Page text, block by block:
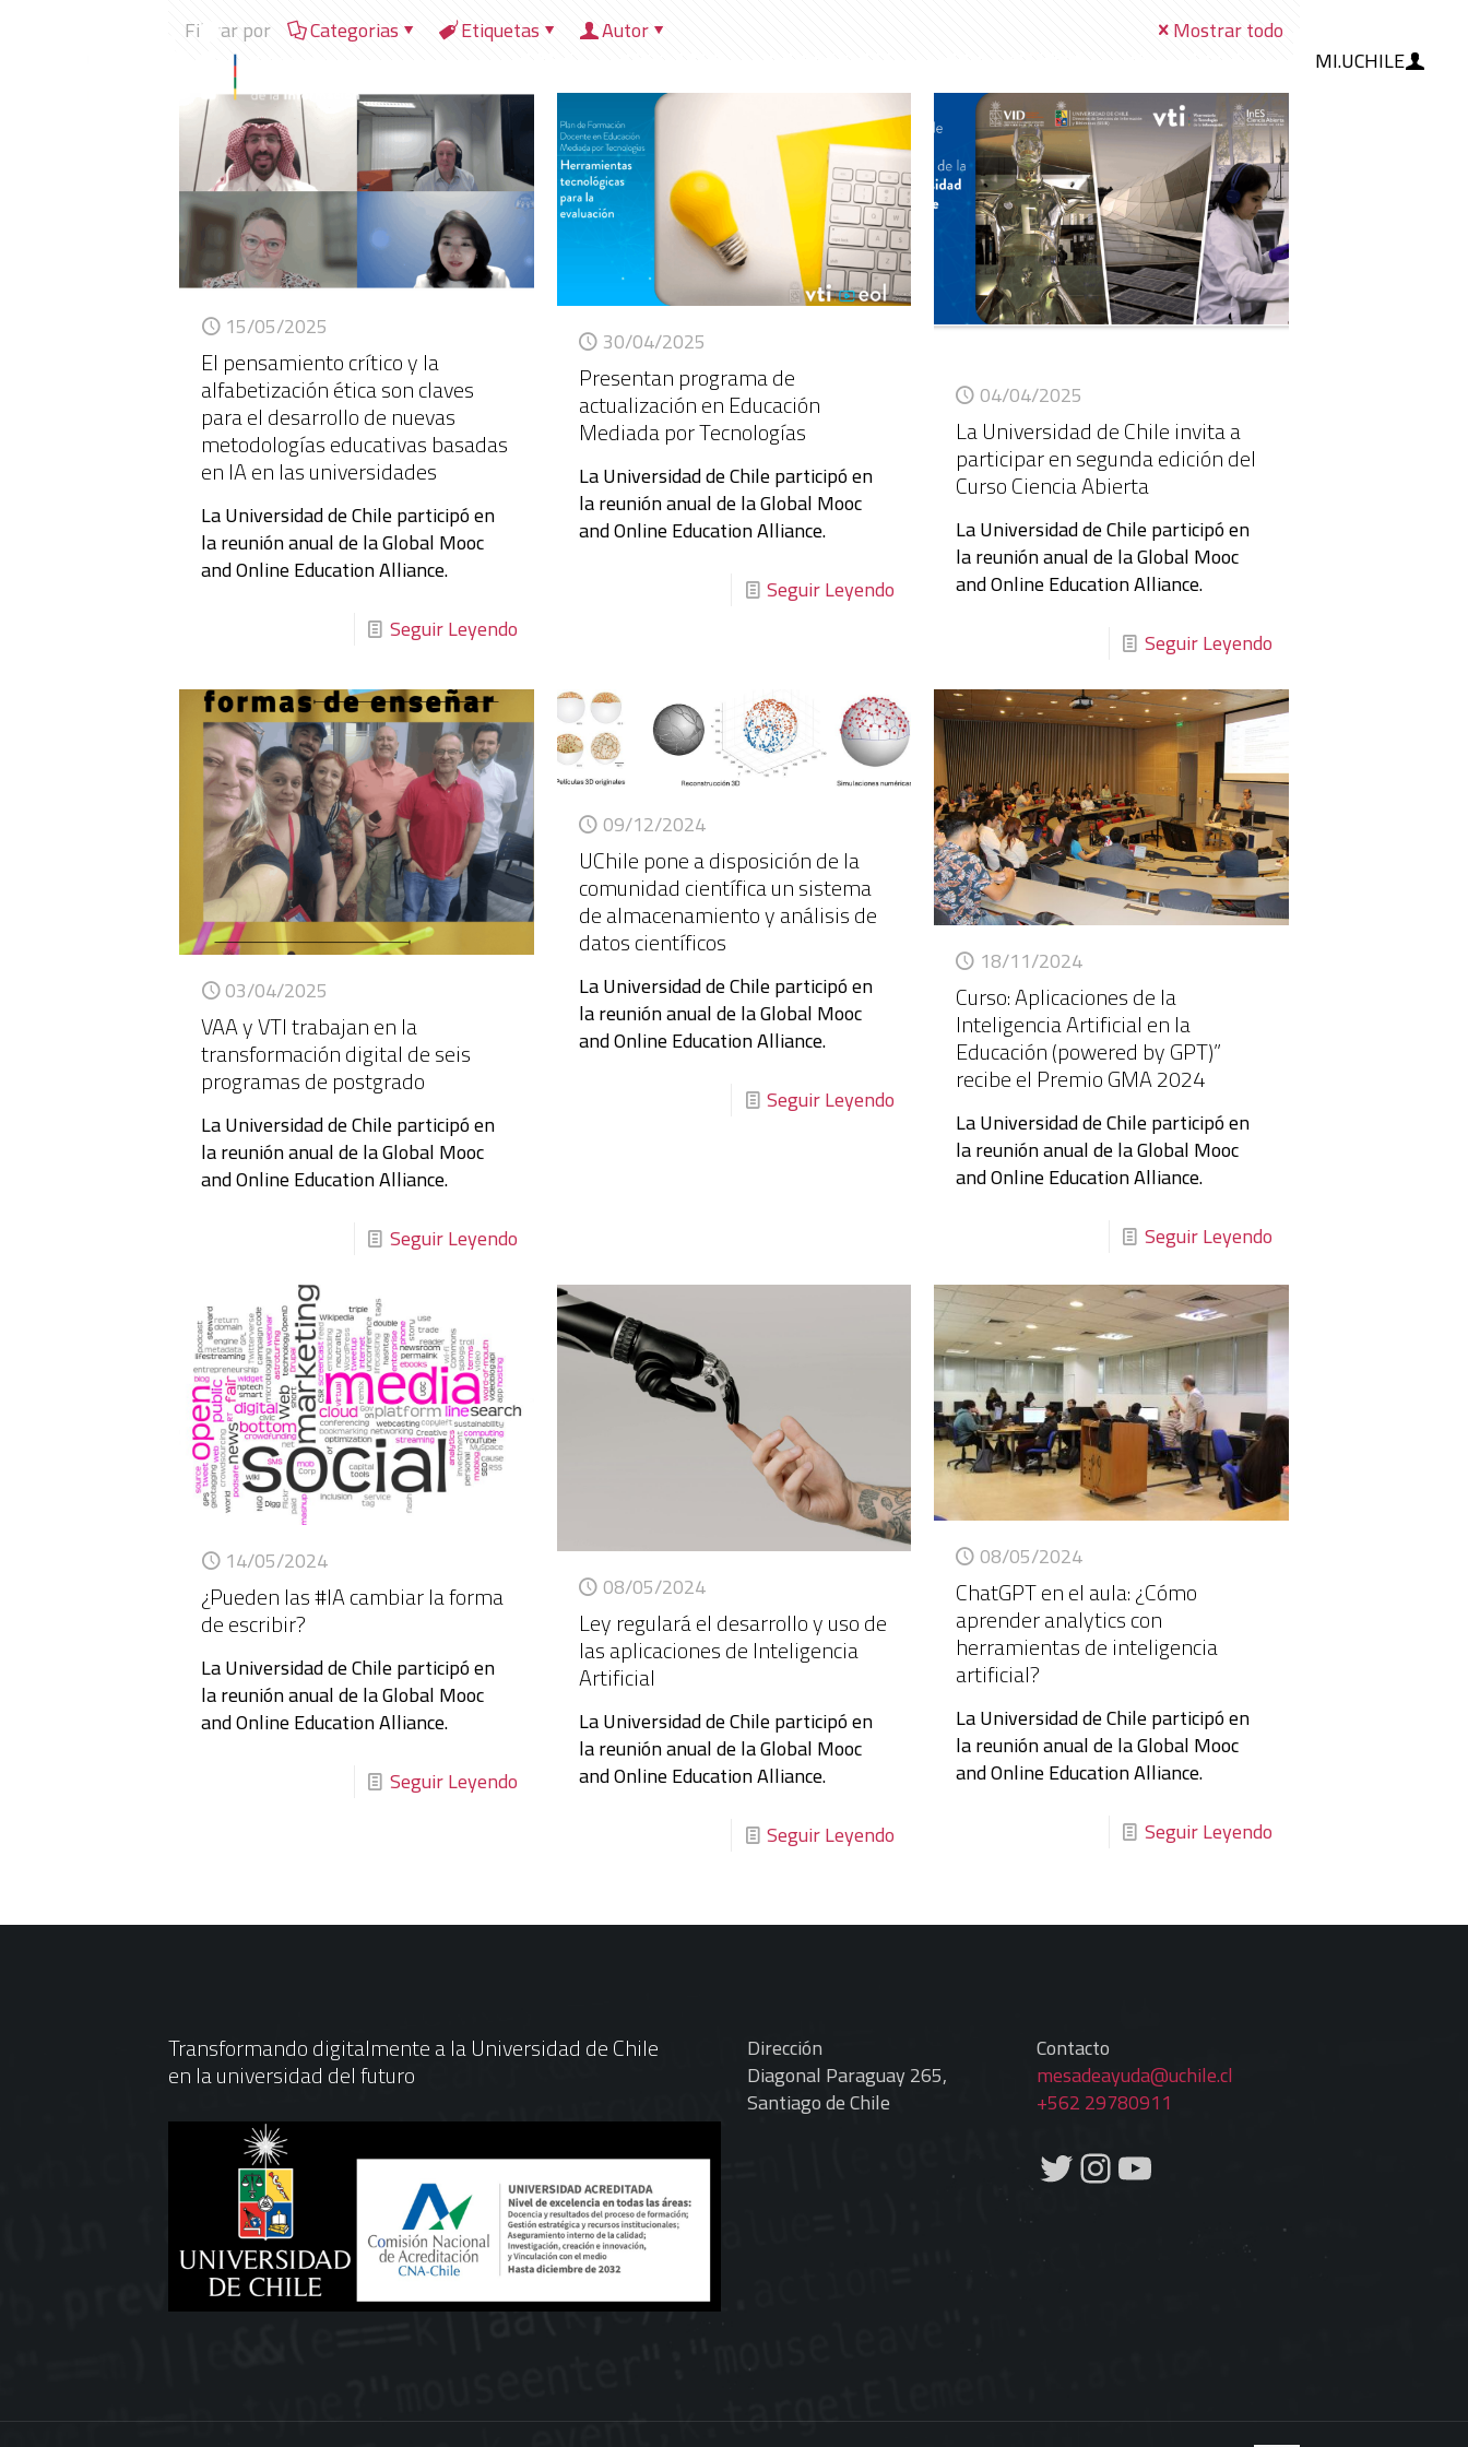
MI.UCHILE
Filtrar por Categorias Etiquetas Autor Mostrar todo
15/05/2025
El pensamiento crítico y la
alfabetización ética son claves
para el desarrollo de nuevas
metodologías educativas basadas
en IA en las universidades
La Universidad de Chile participó en
la reunión anual de la Global Mooc
and Online Education Alliance.
Seguir Leyendo
30/04/2025
Presentan programa de
actualización en Educación
Mediada por Tecnologías
La Universidad de Chile participó en
la reunión anual de la Global Mooc
and Online Education Alliance.
Seguir Leyendo
04/04/2025
La Universidad de Chile invita a
participar en segunda edición del
Curso Ciencia Abierta
La Universidad de Chile participó en
la reunión anual de la Global Mooc
and Online Education Alliance.
Seguir Leyendo
03/04/2025
VAA y VTI trabajan en la
transformación digital de seis
programas de postgrado
La Universidad de Chile participó en
la reunión anual de la Global Mooc
and Online Education Alliance.
Seguir Leyendo
09/12/2024
UChile pone a disposición de la
comunidad científica un sistema
de almacenamiento y análisis de
datos científicos
La Universidad de Chile participó en
la reunión anual de la Global Mooc
and Online Education Alliance.
Seguir Leyendo
18/11/2024
Curso: Aplicaciones de la
Inteligencia Artificial en la
Educación (powered by GPT)”
recibe el Premio GMA 2024
La Universidad de Chile participó en
la reunión anual de la Global Mooc
and Online Education Alliance.
Seguir Leyendo
14/05/2024
¿Pueden las #IA cambiar la forma
de escribir?
La Universidad de Chile participó en
la reunión anual de la Global Mooc
and Online Education Alliance.
Seguir Leyendo
08/05/2024
Ley regulará el desarrollo y uso de
las aplicaciones de Inteligencia
Artificial
La Universidad de Chile participó en
la reunión anual de la Global Mooc
and Online Education Alliance.
Seguir Leyendo
08/05/2024
ChatGPT en el aula: ¿Cómo
aprender analytics con
herramientas de inteligencia
artificial?
La Universidad de Chile participó en
la reunión anual de la Global Mooc
and Online Education Alliance.
Seguir Leyendo
Transformando digitalmente a la Universidad de Chile
en la universidad del futuro
Dirección
Diagonal Paraguay 265,
Santiago de Chile
Contacto
mesadeayuda@uchile.cl
+562 29780911
Twitter
Instagram
YouTube